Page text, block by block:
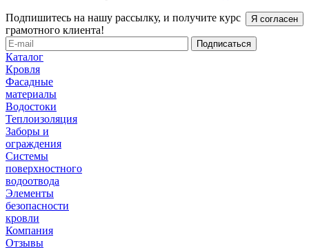
Я согласен
Подпишитесь на нашу рассылку, и получите курс
грамотного клиента!
Каталог
Кровля
Фасадные
материалы
Водостоки
Теплоизоляция
Заборы и
ограждения
Системы
поверхностного
водоотвода
Элементы
безопасности
кровли
Компания
Отзывы